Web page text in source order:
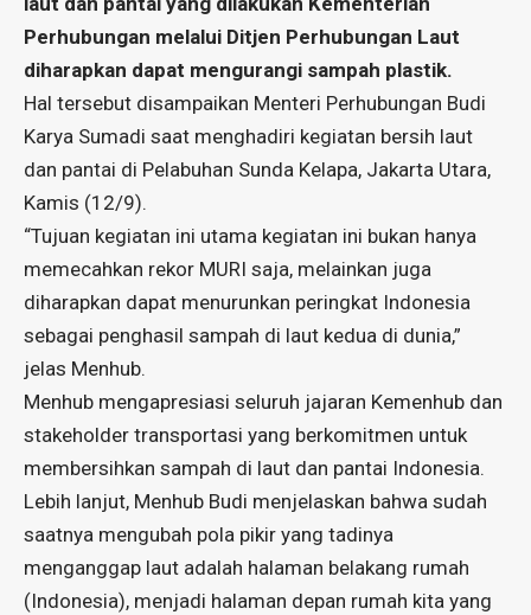
Perhubungan melalui Ditjen Perhubungan Laut
diharapkan dapat mengurangi sampah plastik.
Hal tersebut disampaikan Menteri Perhubungan Budi
Karya Sumadi saat menghadiri kegiatan bersih laut
dan pantai di Pelabuhan Sunda Kelapa, Jakarta Utara,
Kamis (12/9).
“Tujuan kegiatan ini utama kegiatan ini bukan hanya
memecahkan rekor MURI saja, melainkan juga
diharapkan dapat menurunkan peringkat Indonesia
sebagai penghasil sampah di laut kedua di dunia,”
jelas Menhub.
Menhub mengapresiasi seluruh jajaran Kemenhub dan
stakeholder transportasi yang berkomitmen untuk
membersihkan sampah di laut dan pantai Indonesia.
Lebih lanjut, Menhub Budi menjelaskan bahwa sudah
saatnya mengubah pola pikir yang tadinya
menganggap laut adalah halaman belakang rumah
(Indonesia), menjadi halaman depan rumah kita yang